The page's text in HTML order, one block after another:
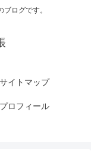
ログです。
サイトマップ
プロフィール